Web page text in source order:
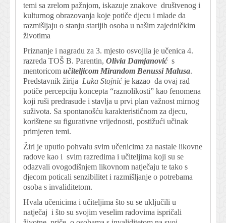
temi sa zrelom pažnjom, iskazuje znakove društvenog i
kulturnog obrazovanja koje potiče djecu i mlade da
razmišljaju o stanju starijih osoba u našim zajedničkim
životima
Priznanje i nagradu za 3. mjesto osvojila je učenica 4.
razreda TOŠ B. Parentin, Olivia Damjanović s
mentoricom učiteljicom Mirandom Benussi Malusa.
Predstavnik žirija Luka Stojnićje kazao da ovaj rad
potiče percepciju koncepta “raznolikosti” kao fenomena
koji ruši predrasude i stavlja u prvi plan važnost mirnog
suživota. Sa spontanošću karakterističnom za djecu,
korištene su figurativne vrijednosti, postižući učinak
primjeren temi.
Žiri je uputio pohvalu svim učenicima za nastale likovne
radove kao i svim razredima i učiteljima koji su se
odazvali ovogodišnjem likovnom natječaju te tako s
djecom poticali senzibilitet i razmišljanje o potrebama
osoba s invaliditetom.
Hvala učenicima i učiteljima što su se uključili u
natječaj i što su svojim veselim radovima ispričali